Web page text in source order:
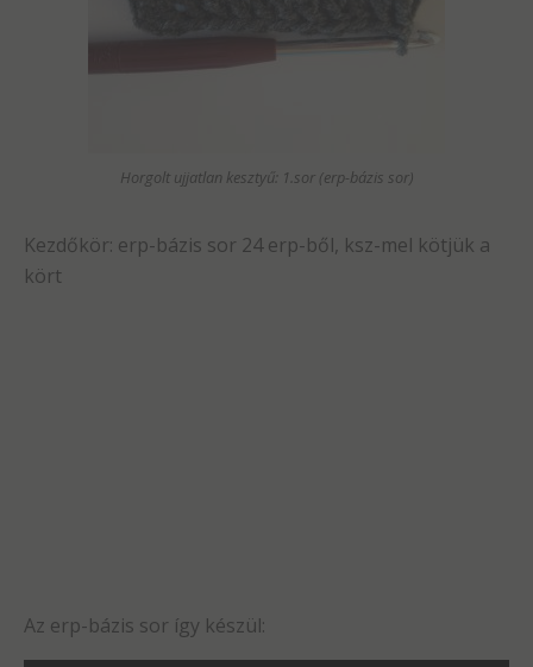
Horgolt ujjatlan kesztyű: 1.sor (erp-bázis sor)
Kezdőkör: erp-bázis sor 24 erp-ből, ksz-mel kötjük a
kört
Az erp-bázis sor így készül: